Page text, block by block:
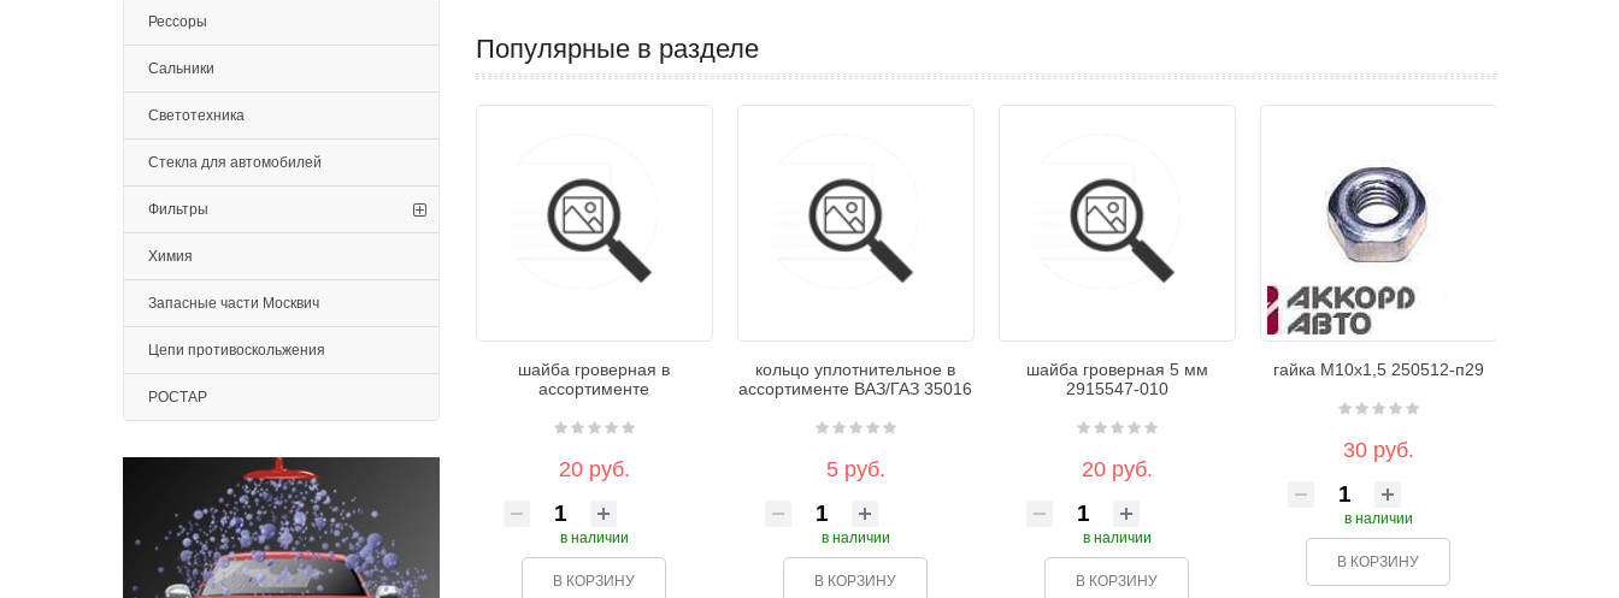
Рессоры
Сальники
Светотехника
Стекла для автомобилей
Фильтры
Химия
Запасные части Москвич
Цепи противоскольжения
РОСТАР
Популярные в разделе
шайба гроверная в
ассортименте
20 руб.
в наличии
В КОРЗИНУ
кольцо уплотнительное в
ассортименте ВАЗ/ГАЗ 35016
5 руб.
в наличии
В КОРЗИНУ
шайба гроверная 5 мм
2915547-010
20 руб.
в наличии
В КОРЗИНУ
гайка М10х1,5 250512-п29
30 руб.
в наличии
В КОРЗИНУ